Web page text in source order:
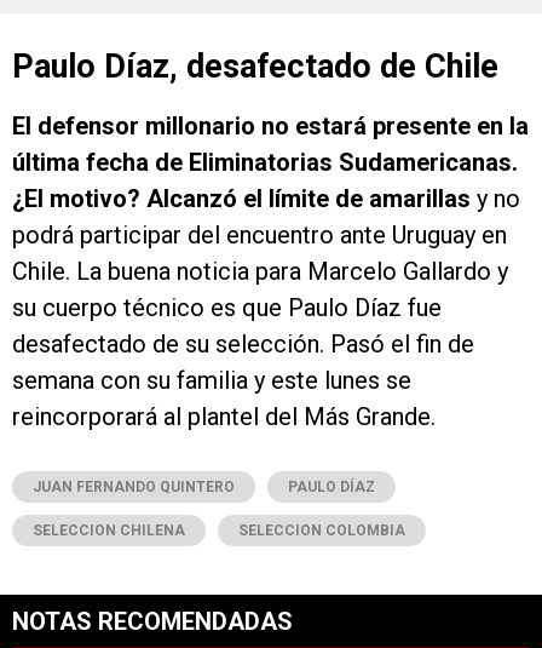
Paulo Díaz, desafectado de Chile
El defensor millonario no estará presente en la
última fecha de Eliminatorias Sudamericanas.
¿El motivo? Alcanzó el límite de amarillas y no
podrá participar del encuentro ante Uruguay en
Chile. La buena noticia para Marcelo Gallardo y
su cuerpo técnico es que Paulo Díaz fue
desafectado de su selección. Pasó el fin de
semana con su familia y este lunes se
reincorporará al plantel del Más Grande.
JUAN FERNANDO QUINTERO PAULO DÍAZ
SELECCION CHILENA SELECCION COLOMBIA
NOTAS RECOMENDADAS